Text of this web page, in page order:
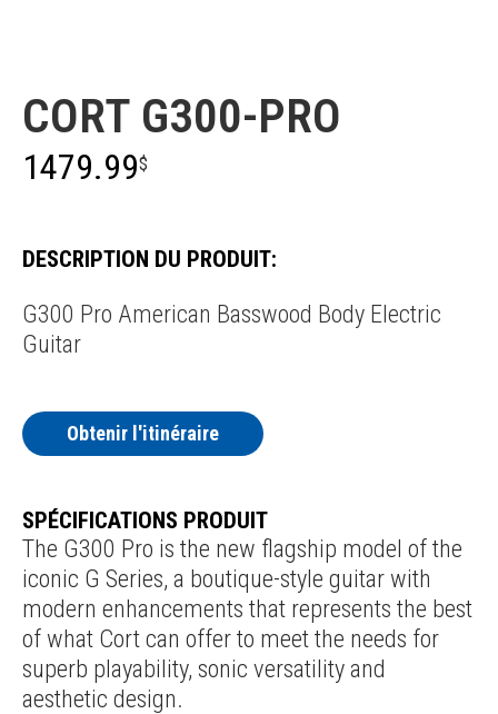
CORT G300-PRO
1479.99$
DESCRIPTION DU PRODUIT:
G300 Pro American Basswood Body Electric
Guitar
Obtenir l'itinéraire
SPÉCIFICATIONS PRODUIT
The G300 Pro is the new flagship model of the
iconic G Series, a boutique-style guitar with
modern enhancements that represents the best
of what Cort can offer to meet the needs for
superb playability, sonic versatility and
aesthetic design.